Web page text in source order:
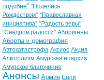
подобие" "Поделись
Рождеством" "Православная
инициатива" "Радость веры"
"Синдром радости" Аборигены
Аборты и демография
Автокатастрофа Аксиос Акция
Алкоголизм Амурская епархия
Амурское благочиние
Анонсы Армия Бари